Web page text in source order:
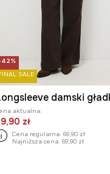
42%
SALE
aktualna:
zł
Cena regularna: 69,90 zł
Najniższa cena: 69,90 zł